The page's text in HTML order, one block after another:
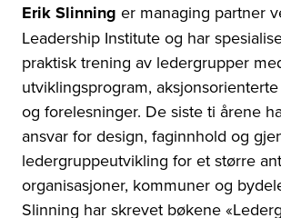
Erik Slinning er managing partner
Leadership Institute og har
praktisk trening av ledergrupper
utviklingsprogram,
og forelesninger. De siste ti årene
ansvar for design, faginnhold og
ledergruppeutvikling for et større
organisasjoner, kommuner og
Slinning har skrevet bøkene